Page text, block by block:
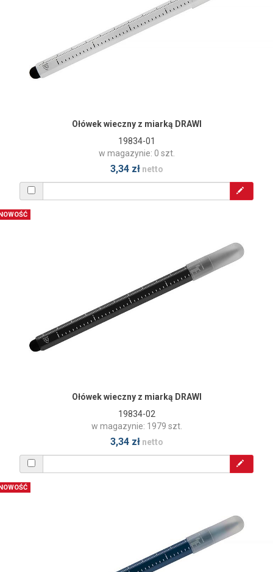
Ołówek wieczny z miarką DRAWI
19834-01
w magazynie: 0 szt.
3,34 złnetto
Ołówek wieczny z miarką DRAWI
19834-02
w magazynie: 1979 szt.
3,34 złnetto